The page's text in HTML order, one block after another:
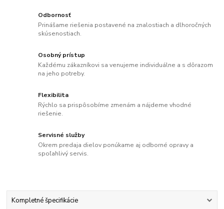
Odbornosť
Prinášame riešenia postavené na znalostiach a dlhoročných
skúsenostiach.
Osobný prístup
Každému zákazníkovi sa venujeme individuálne a s dôrazom
na jeho potreby.
Flexibilita
Rýchlo sa prispôsobíme zmenám a nájdeme vhodné
riešenie.
Servisné služby
Okrem predaja dielov ponúkame aj odborné opravy a
spoľahlivý servis.
Kompletné špecifikácie